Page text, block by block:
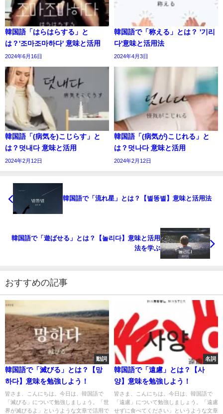
韓国語「はらはらする」と
は？'조마조마하다' 意味と活用
2024年6月16日
韓国語で「称える」とは？ '기리
다'意味と活用法
2024年4月3日
韓国語「(病気を)こじらす」と
は？덧내다 意味と活用
2024年2月12日
韓国語「(病気が)こじれる」と
は？덧나다 意味と活用
2024年2月12日
韓国語で「流れ星」とは？【별똥별】意味と活用法
韓国語で「遊ばせる」とは？【놀리다】意味と活用
法を学ぶ
おすすめの記事
動詞
韓国語で「滅びる」とは？【망
하다】意味を勉強しよう！
皆さま、こんにちは。今日は、韓国語で
「滅びる」について勉強しましょう。「世
界が滅びるよ」というような文章で活用で
名詞
韓国語で「遠慮」とは？【사
양】意味を勉強しよう！
皆さま、こんにちは。今日は、韓国語で
「遠慮」について勉強しましょう。「遠慮
せずに食べてください」というような文章